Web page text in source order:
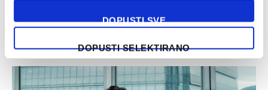
DOPUSTI SVE
DOPUSTI SELEKTIRANO
Messi dva puta tresao mrežu i oborio rerkord
06/08/2026